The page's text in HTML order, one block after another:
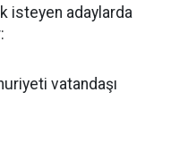
isteyen adaylarda
vatandaşı